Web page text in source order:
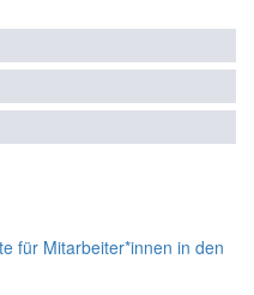
für Mitarbeiter*innen in den